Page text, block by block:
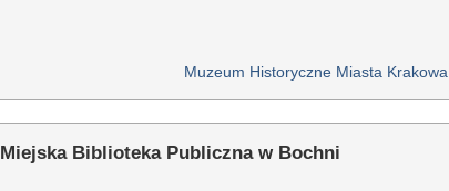
Muzeum Historyczne Miasta Krakowa
Miejska Biblioteka Publiczna w Bochni